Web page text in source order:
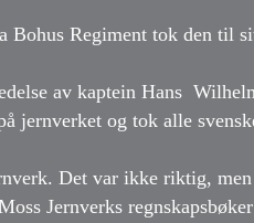
Bohus Regiment tok den til
av kaptein Hans
jernverket og tok alle
Det var ikke riktig,
Jernverks